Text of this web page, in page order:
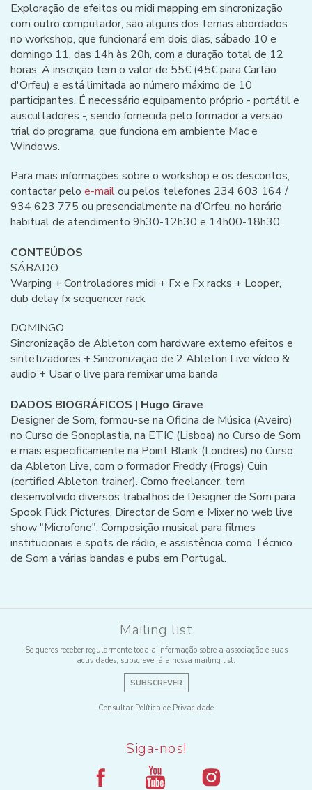
Exploração de efeitos ou midi mapping em sincronização
com outro computador, são alguns dos temas abordados
no workshop, que funcionará em dois dias, sábado 10 e
domingo 11, das 14h às 20h, com a duração total de 12
horas. A inscrição tem o valor de 55€ (45€ para Cartão
d'Orfeu) e está limitada ao número máximo de 10
participantes. É necessário equipamento próprio - portátil e
auscultadores -, sendo fornecida pelo formador a versão
trial do programa, que funciona em ambiente Mac e
Windows.
Para mais informações sobre o workshop e os descontos,
contactar pelo e-mailou pelos telefones 234 603 164 /
934 623 775 ou presencialmente na d’Orfeu, no horário
habitual de atendimento 9h30-12h30 e 14h00-18h30.
CONTEÚDOS
SÁBADO
Warping + Controladores midi + Fx e Fx racks + Looper,
dub delay fx sequencer rack
DOMINGO
Sincronização de Ableton com hardware externo efeitos e
sintetizadores + Sincronização de 2 Ableton Live vídeo &
audio + Usar o live para remixar uma banda
DADOS BIOGRÁFICOS | Hugo Grave
Designer de Som, formou-se na Oficina de Música (Aveiro)
no Curso de Sonoplastia, na ETIC (Lisboa) no Curso de Som
e mais especificamente na Point Blank (Londres) no Curso
da Ableton Live, com o formador Freddy (Frogs) Cuin
(certified Ableton trainer). Como freelancer, tem
desenvolvido diversos trabalhos de Designer de Som para
Spook Flick Pictures, Director de Som e Mixer no web live
show "Microfone", Composição musical para filmes
institucionais e spots de rádio, e assistência como Técnico
de Som a várias bandas e pubs em Portugal.
Mailing list
Se queres receber regularmente toda a informação sobre a associação e suas
actividades, subscreve já a nossa mailing list.
SUBSCREVER
Consultar Política de Privacidade
Siga-nos!